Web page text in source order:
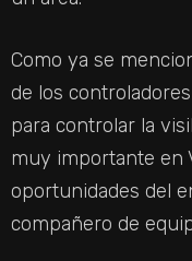
Como ya se
de los
para controlar la
muy importante en
oportunidades del
compañero de